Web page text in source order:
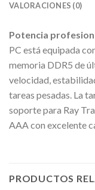
VALORACIONES (0)
Potencia
PC está equipada
memoria DDR5 de
velocidad,
tareas pesadas. La
soporte para Ray
AAA con excelente
PRODUCTOS